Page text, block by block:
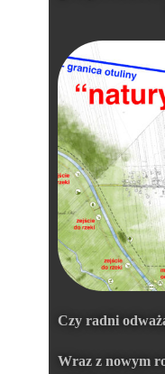
Czy radni
Wraz z nowym